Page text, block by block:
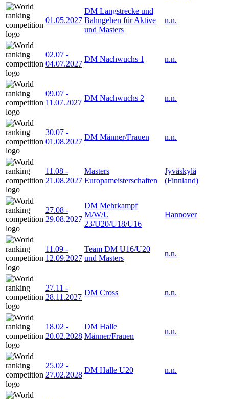
01.05.2027
DM Langstrecke und
Bahngehen für Aktive
und Masters
n.n.
02.07 -
04.07.2027
DM Nachwuchs 1 n.n.
09.07 -
11.07.2027
DM Nachwuchs 2 n.n.
30.07 -
01.08.2027
DM Männer/Frauen n.n.
11.08 -
21.08.2027
Masters
Europameisterschaften
Jyväskylä
(Finnland)
27.08 -
29.08.2027
DM Mehrkampf
M/W/U
23/U20/U18/U16
Hannover
11.09 -
12.09.2027
Team DM U16/U20
und Masters
n.n.
27.11 -
28.11.2027
DM Cross n.n.
18.02 -
20.02.2028
DM Halle
Männer/Frauen
n.n.
25.02 -
27.02.2028
DM Halle U20 n.n.